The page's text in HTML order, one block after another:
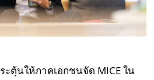
ะตุ้นให้ภาคเอกชนจัด MICE ใน